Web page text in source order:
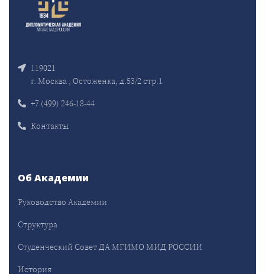
119021
г. Москва , Остоженка, д.53/2 стр.1
+7 (499) 246-18-44
Контакты
Об Академии
Руководство Академии
Структура
Студенческий Совет ДА МГИМО МИД РОССИИ
История